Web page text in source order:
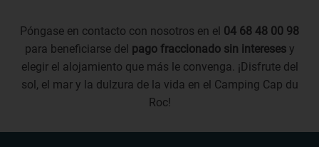
Póngase en contacto con nosotros en el 04 68 48 00 98
para beneficiarse del pago fraccionado sin interesesy
elegir el alojamiento que más le convenga. ¡Disfrute del
sol, el mar y la dulzura de la vida en el Camping Cap du
Roc!